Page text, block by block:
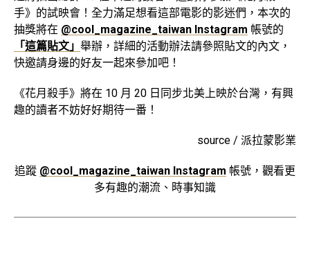
手》的試映會！全力滿足想看這部電影的影迷們，本次的
抽獎將在 @cool_magazine_taiwan Instagram 帳號的
「這篇貼文」 舉辦，詳細的活動辦法請參照貼文的內文，
快邀請身邊的好友一起來參加吧！
《花月殺手》將在 10 月 20 日同步北美上映於台灣，有興
趣的讀者不妨好好期待一番！
source / 派拉蒙影業
追蹤 @cool_magazine_taiwan Instagram 帳號，觀看更
多有趣的潮流、時事知識